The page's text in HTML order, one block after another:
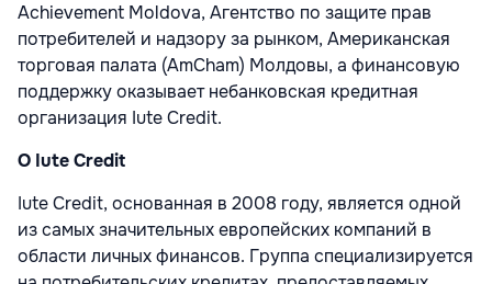
Achievement Moldova, Агентство по защите прав
потребителей и надзору за рынком, Американская
торговая палата (AmCham) Молдовы, а финансовую
поддержку оказывает небанковская кредитная
организация Iute Credit.
О Iute Credit
Iute Credit, основанная в 2008 году, является одной
из самых значительных европейских компаний в
области личных финансов. Группа специализируется